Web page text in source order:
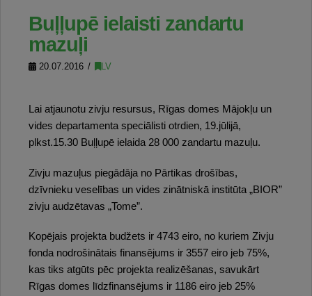
Buļļupē ielaisti zandartu
mazuļi
20.07.2016 LV
Lai atjaunotu zivju resursus, Rīgas domes Mājokļu un
vides departamenta speciālisti otrdien, 19.jūlijā,
plkst.15.30 Buļļupē ielaida 28 000 zandartu mazuļu.
Zivju mazuļus piegādāja no Pārtikas drošības,
dzīvnieku veselības un vides zinātniskā institūta „BIOR”
zivju audzētavas „Tome”.
Kopējais projekta budžets ir 4743 eiro, no kuriem Zivju
fonda nodrošinātais finansējums ir 3557 eiro jeb 75%,
kas tiks atgūts pēc projekta realizēšanas, savukārt
Rīgas domes līdzfinansējums ir 1186 eiro jeb 25%